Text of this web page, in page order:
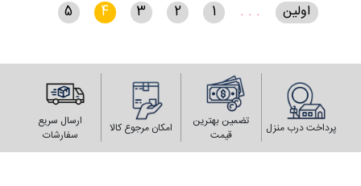
اولین . . .
1
2
3
4
5
پرداخت درب منزل
تضمین بهترین
قیمت
امکان مرجوع کالا
ارسال سریع
سفارشات